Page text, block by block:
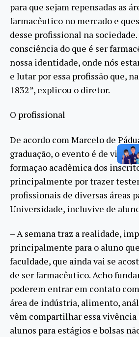
para que sejam repensadas as
farmacêutico no mercado e
desse profissional na
consciência do que é ser
nossa identidade, onde nós
e lutar por essa profissão que,
1832”, explicou o diretor.
O profissional
De acordo com Marcelo de
graduação, o evento é de vital
formação acadêmica dos
principalmente por trazer
profissionais de diversas áreas
Universidade, incluvive de
– A semana traz a realidade,
principalmente para o aluno
faculdade, que ainda vai se
de ser farmacêutico. Acho
poderem entrar em contato
área de indústria, alimento,
vêm compartilhar essa
alunos para estágios e bolsas